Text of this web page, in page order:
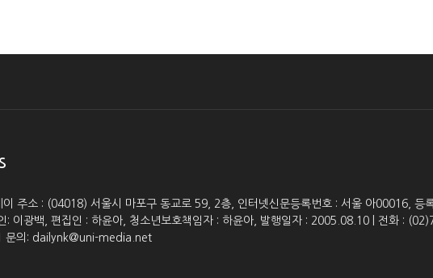
이 주소 : (04018) 서울시 마포구 동교로 59, 2층, 인터넷신문등록번호 : 서울 아00016, 등
: 이광백, 편집인 : 하윤아, 청소년보호책임자 : 하윤아, 발행일자 : 2005.08.10 | 전화 :
문의: dailynk@uni-media.net